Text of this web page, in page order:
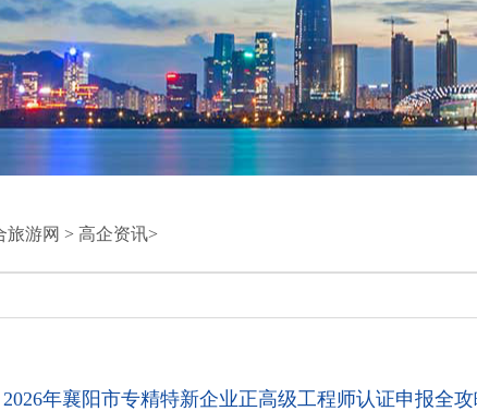
旅游网 > 高企资讯>
2026年襄阳市专精特新企业正高级工程师认证申报全攻